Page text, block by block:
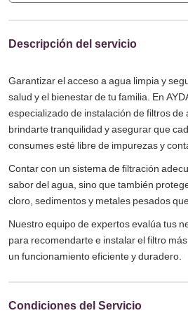
Descripción del servicio
Garantizar el acceso a agua limpia y
salud y el bienestar de tu familia. En
especializado de instalación de filtros de
brindarte tranquilidad y asegurar que
consumes esté libre de impurezas y
Contar con un sistema de filtración
sabor del agua, sino que también
cloro, sedimentos y metales pesados
Nuestro equipo de expertos evalúa tus
para recomendarte e instalar el filtro
un funcionamiento eficiente y duradero.
Condiciones del Servicio